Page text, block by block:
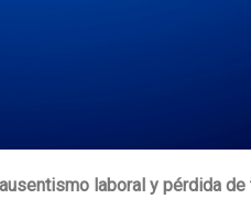
laboral y pérdida de